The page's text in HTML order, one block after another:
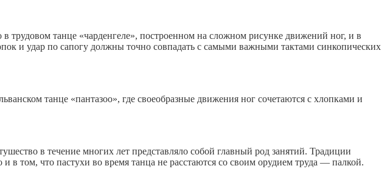
трудовом танце «чарденгеле», построенном на сложном рисунке движений ног, и в
и удар по сапогу должны точно совпадать с самыми важными тактами синкопических
танце «пантазоо», где своеобразные движения ног сочетаются с хлопками и
в течение многих лет представляло собой главный род занятий. Традиции
том, что пастухи во время танца не расстаются со своим орудием труда — палкой.